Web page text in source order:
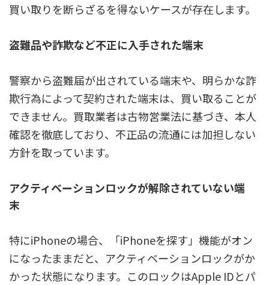
買い取りを断らざるを得ないケースが存在します。
盗難品や詐欺など不正に入手された端末
警察から盗難届が出されている端末や、明らかな詐
欺行為によって契約された端末は、買い取ることが
できません。買取業者は古物営業法に基づき、本人
確認を徹底しており、不正品の流通には加担しない
方針を取っています。
アクティベーションロックが解除されていない端
末
特にiPhoneの場合、「iPhoneを探す」機能がオン
になったままだと、アクティベーションロックがか
かった状態になります。このロックはApple IDとパ